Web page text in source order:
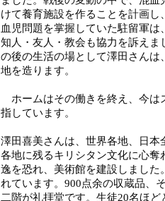
けて養育施設を作ることを計画
血児問題を掌握していた駐留軍
知人・友人・教会も協力を訴え
の後の生活の場として澤田さん
地を造ります。
ホームはその働きを終え、今は
指しています。
澤田喜美さんは、世界各地、日本
各地に残るキリシタン文化に心
逸を恐れ、美術館を建設しまし
れています。900点余の収蔵品、
二階が礼拝堂です。生徒20名ほ